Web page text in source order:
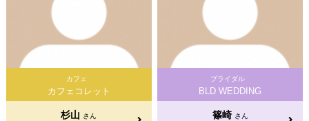
カフェ
カフェコレット
杉山 さん
ブライダル
BLD WEDDING
篠崎 さん